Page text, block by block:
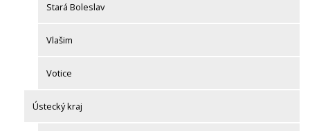
Stará Boleslav
Vlašim
Votice
Ústecký kraj